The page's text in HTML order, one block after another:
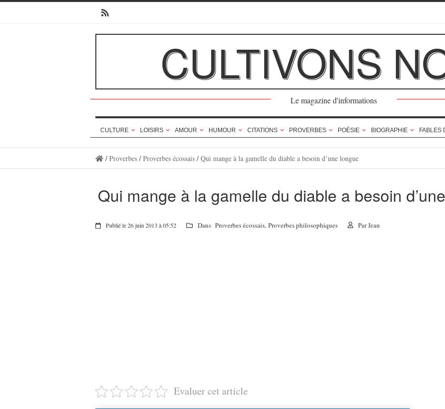
CULTIVONS
Le magazine d'informations
CULTURE LOISIRS AMOUR HUMOUR CITATIONS PROVERBES POÉSIE BIOGRAPHIE FABLES
/ Proverbes/ Proverbes écossais/ Qui mange à la gamelle du diable a besoin d’une longue
Qui mange à la gamelle du diable a besoin
Publié le 26 juin 2013 à 05:52 Dans Proverbes écossais, Proverbes philosophiques ParJean
Evaluer cet article